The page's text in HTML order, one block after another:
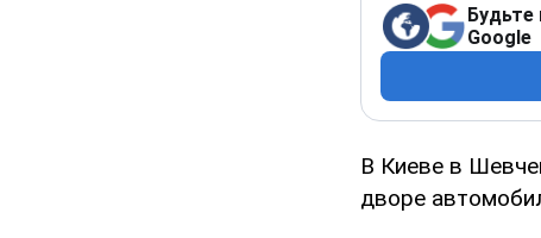
Будьте
Google
В Киеве в
дворе